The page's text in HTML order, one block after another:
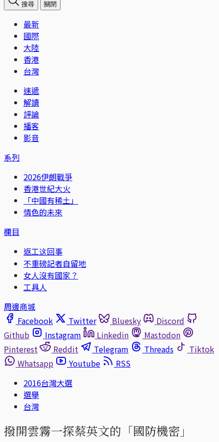
搜尋 關閉
最新
國際
大陸
香港
台灣
速遞
解讀
評論
播客
影音
系列
2026伊朗戰爭
香港世紀大火
「中國有稀土」
情色的未來
欄目
返工这回事
不重磅記者自留地
女人沒有國家？
工具人
周邊商城
Facebook
Twitter Bluesky
Discord
Github
Instagram Linkedin
Mastodon
Pinterest
Reddit Telegram Threads
Tiktok
Whatsapp
Youtube
RSS
2016台灣大選
選舉
台灣
撥開雲霧一探蔡英文的「國防機密」